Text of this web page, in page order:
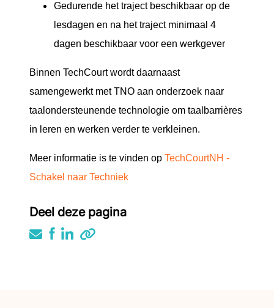
Gedurende het traject beschikbaar op de
lesdagen en na het traject minimaal 4
dagen beschikbaar voor een werkgever
Binnen TechCourt wordt daarnaast
samengewerkt met TNO aan onderzoek naar
taalondersteunende technologie om taalbarrières
in leren en werken verder te verkleinen.
Meer informatie is te vinden op TechCourtNH -
Schakel naar Techniek
Deel deze pagina